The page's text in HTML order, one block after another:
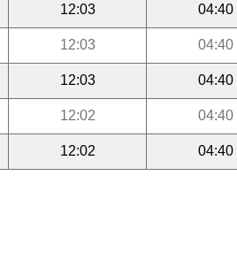
04:40
12:03
04:40
12:03
04:40
12:03
04:40
12:02
04:40
12:02